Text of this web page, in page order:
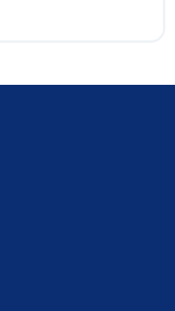
फंडिंग का प्रस्ताव रखा।
के कोई “सिल्वर बुलेट”